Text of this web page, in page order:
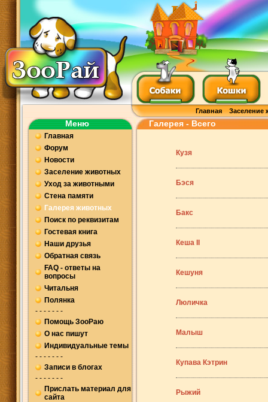
Главная Заселение
Меню
Главная
Форум
Новости
Заселение животных
Уход за животными
Стена памяти
Галерея животных
Поиск по реквизитам
Гостевая книга
Наши друзья
Обратная связь
FAQ - ответы на
вопросы
Читальня
Полянка
- - - - - - -
Помощь ЗооРаю
О нас пишут
Индивидуальные темы
- - - - - - -
Записи в блогах
- - - - - - -
Прислать материал для
сайта
Галерея - Всего
Кузя
Бэся
Бакс
Кеша ІІ
Кешуня
Люличка
Малыш
Купава Кэтрин
Рыжий